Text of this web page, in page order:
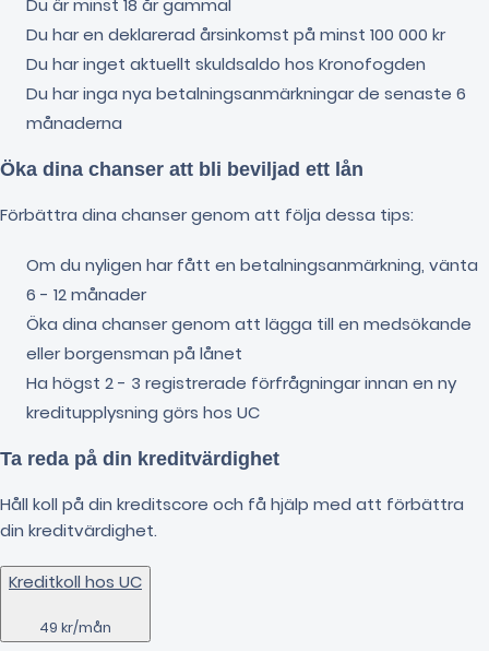
Du har en deklarerad årsinkomst på minst 100 000 kr
Du har inget aktuellt skuldsaldo hos Kronofogden
Du har inga nya betalningsanmärkningar de senaste 6
månaderna
Öka dina chanser att bli beviljad ett lån
Förbättra dina chanser genom att följa dessa tips:
Om du nyligen har fått en betalningsanmärkning, vänta
6 - 12 månader
Öka dina chanser genom att lägga till en medsökande
eller borgensman på lånet
Ha högst 2 - 3 registrerade förfrågningar innan en ny
kreditupplysning görs hos UC
Ta reda på din kreditvärdighet
Håll koll på din kreditscore och få hjälp med att förbättra
din kreditvärdighet.
Kreditkoll hos UC
49 kr/mån